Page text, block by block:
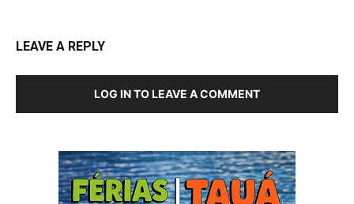
LEAVE A REPLY
LOG IN TO LEAVE A COMMENT